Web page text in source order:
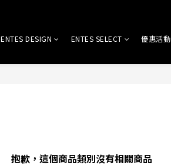
ENTES DESIGN ENTES SELECT 優惠活動
抱歉，這個商品類別沒有相關商品